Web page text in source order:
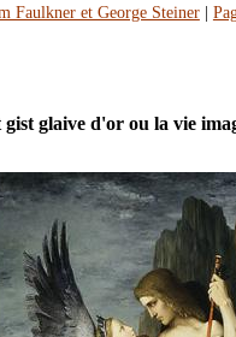
Faulkner et George Steiner|
gist glaive d'or ou la vie